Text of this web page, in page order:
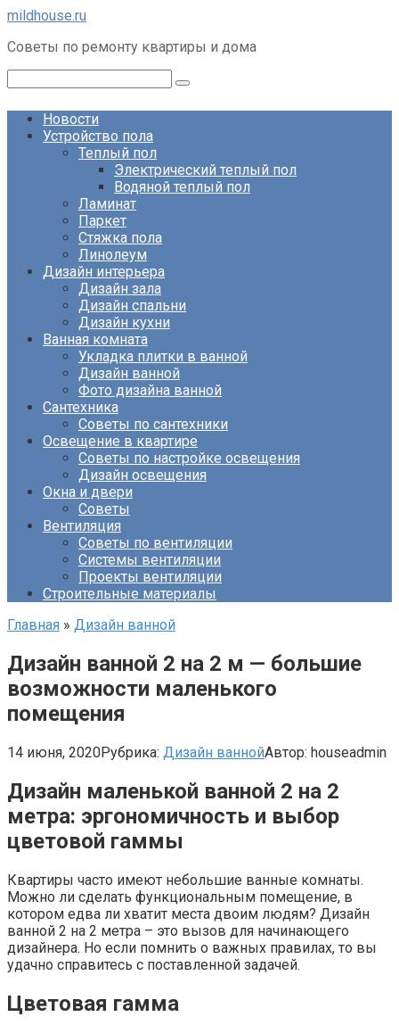
Перейти
контенту
mildhouse.ru
Советы по ремонту квартиры и дома
Новости
Устройство пола
Теплый пол
Электрический теплый пол
Водяной теплый пол
Ламинат
Паркет
Стяжка пола
Линолеум
Дизайн интерьера
Дизайн зала
Дизайн спальни
Дизайн кухни
Ванная комната
Укладка плитки в ванной
Дизайн ванной
Фото дизайна ванной
Сантехника
Советы по сантехники
Освещение в квартире
Советы по настройке освещения
Дизайн освещения
Окна и двери
Советы
Вентиляция
Советы по вентиляции
Системы вентиляции
Проекты вентиляции
Строительные материалы
Главная » Дизайн ванной
Дизайн ванной 2 на 2 м — большие
возможности маленького
помещения
14 июня, 2020Рубрика: Дизайн ваннойАвтор: houseadmin
Дизайн маленькой ванной 2 на 2
метра: эргономичность и выбор
цветовой гаммы
Квартиры часто имеют небольшие ванные комнаты.
Можно ли сделать функциональным помещение, в
котором едва ли хватит места двоим людям? Дизайн
ванной 2 на 2 метра – это вызов для начинающего
дизайнера. Но если помнить о важных правилах, то вы
удачно справитесь с поставленной задачей.
Цветовая гамма